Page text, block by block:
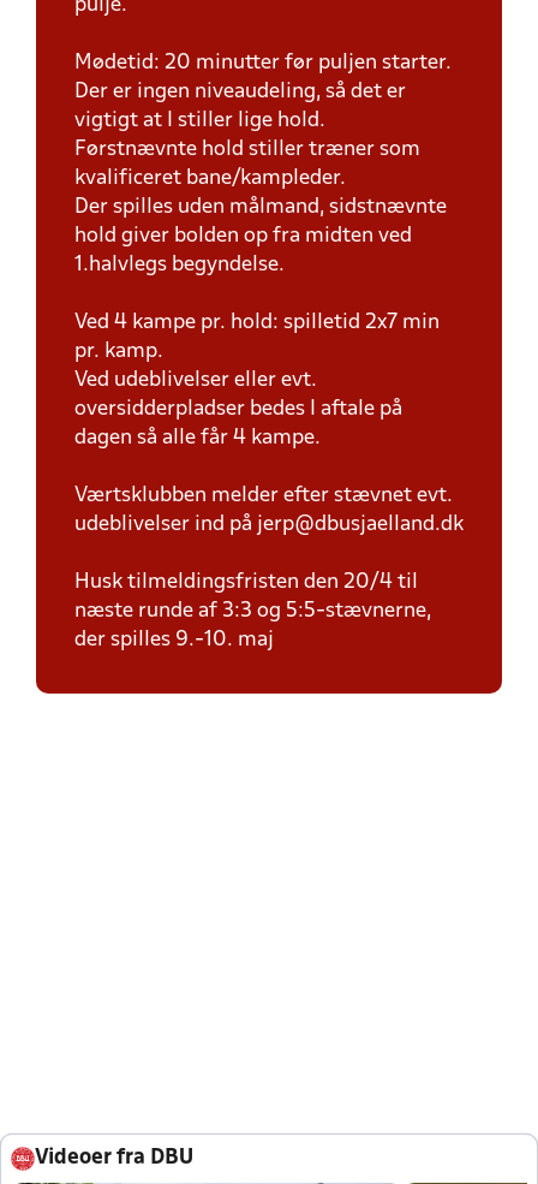
pulje.
Mødetid: 20 minutter før puljen starter.
Der er ingen niveaudeling, så det er
vigtigt at I stiller lige hold.
Førstnævnte hold stiller træner som
kvalificeret bane/kampleder.
Der spilles uden målmand, sidstnævnte
hold giver bolden op fra midten ved
1.halvlegs begyndelse.
Ved 4 kampe pr. hold: spilletid 2x7 min
pr. kamp.
Ved udeblivelser eller evt.
oversidderpladser bedes I aftale på
dagen så alle får 4 kampe.
Værtsklubben melder efter stævnet evt.
udeblivelser ind på jerp@dbusjaelland.dk
Husk tilmeldingsfristen den 20/4 til
næste runde af 3:3 og 5:5-stævnerne,
der spilles 9.-10. maj
Videoer fra DBU